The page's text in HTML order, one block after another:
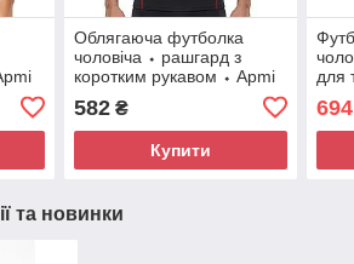
Облягаюча футболка
чоловіча ⬩ рашгард з
коротким рукавом ⬩ Apmi
582₴
Купити
для
694
та новинки